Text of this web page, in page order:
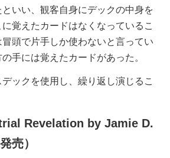
いい、観客自身にデックの中身を
覚えたカードはなくなっているこ
頭で片手しか使わないと言ってい
手には覚えたカードがあった。
ックを使用し、繰り返し演じるこ
Revelation by Jamie D.
売）